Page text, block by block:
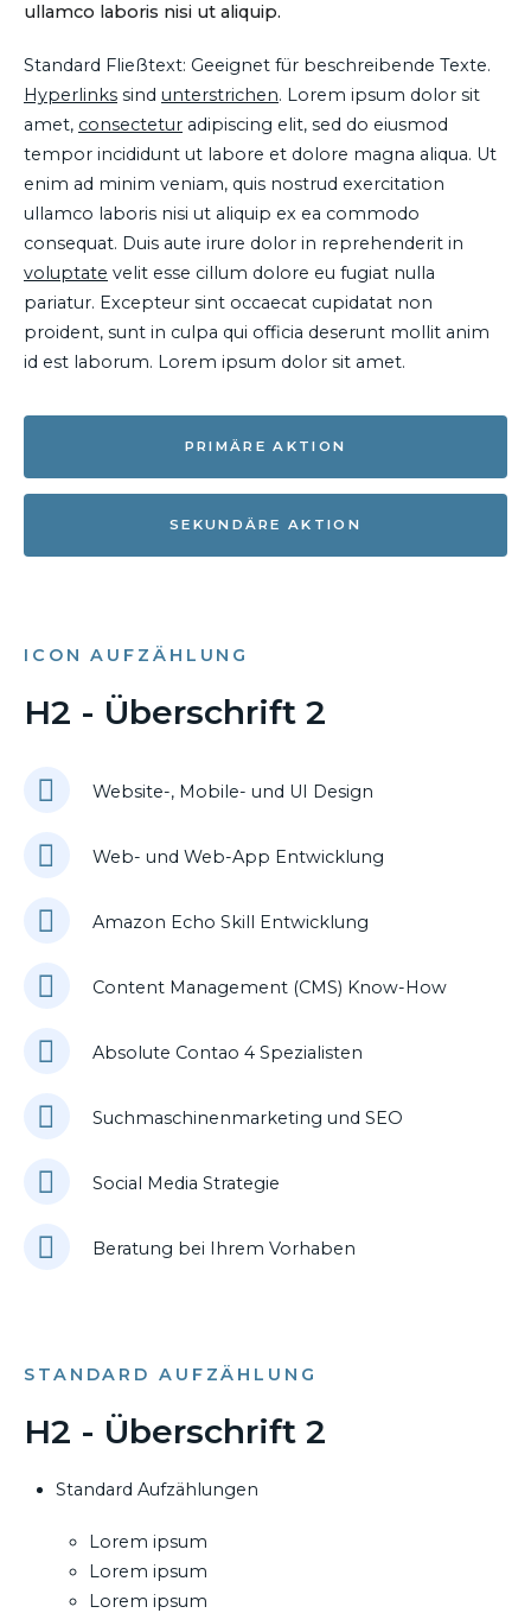
ullamco laboris nisi ut aliquip.
Standard Fließtext: Geeignet für beschreibende Texte.
Hyperlinks sind unterstrichen. Lorem ipsum dolor sit
amet, consectetur adipiscing elit, sed do eiusmod
tempor incididunt ut labore et dolore magna aliqua. Ut
enim ad minim veniam, quis nostrud exercitation
ullamco laboris nisi ut aliquip ex ea commodo
consequat. Duis aute irure dolor in reprehenderit in
voluptate velit esse cillum dolore eu fugiat nulla
pariatur. Excepteur sint occaecat cupidatat non
proident, sunt in culpa qui officia deserunt mollit anim
id est laborum. Lorem ipsum dolor sit amet.
PRIMÄRE AKTION
SEKUNDÄRE AKTION
ICON AUFZÄHLUNG
H2 - Überschrift 2
Website-, Mobile- und UI Design
Web- und Web-App Entwicklung
Amazon Echo Skill Entwicklung
Content Management (CMS) Know-How
Absolute Contao 4 Spezialisten
Suchmaschinenmarketing und SEO
Social Media Strategie
Beratung bei Ihrem Vorhaben
STANDARD AUFZÄHLUNG
H2 - Überschrift 2
Standard Aufzählungen
Lorem ipsum
Lorem ipsum
Lorem ipsum